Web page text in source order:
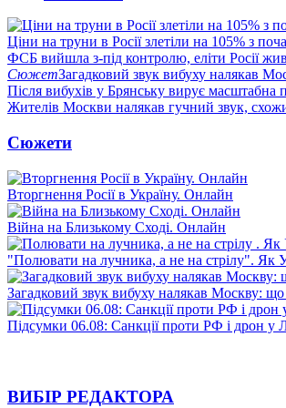
Ціни на труни в Росії злетіли на 105% з
ФСБ вийшла з-під контролю, еліти Росії
СюжетЗагадковий звук вибуху налякав
Після вибухів у Брянську вирує масштабна
Жителів Москви налякав гучний звук,
Сюжети
Вторгнення Росії в Україну. Онлайн
Війна на Близькому Сході. Онлайн
"Полювати на лучника, а не на стрілу". Як
Загадковий звук вибуху налякав Москву:
Підсумки 06.08: Санкції проти РФ і дрон у
ВИБІР РЕДАКТОРА